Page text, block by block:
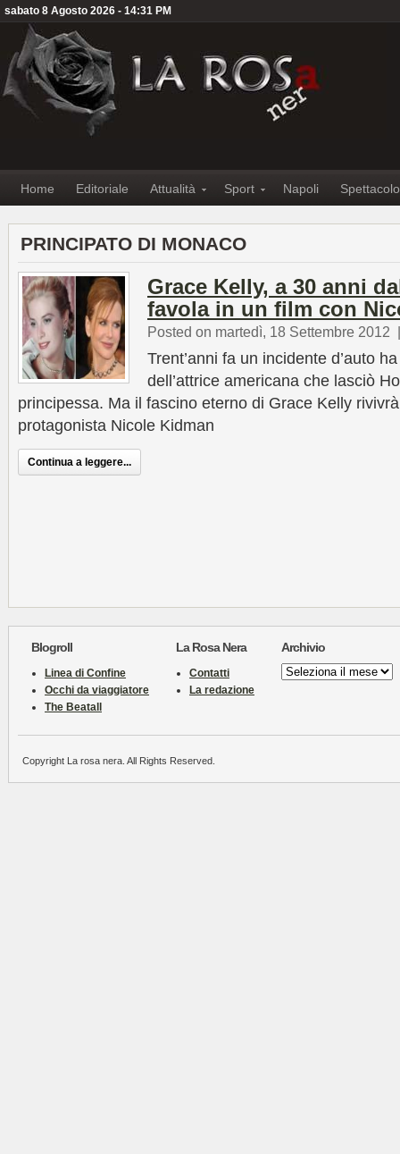
sabato 8 Agosto 2026 - 14:31 PM
Home Editoriale Attualità Sport Napoli Spettacolo
PRINCIPATO DI MONACO
Grace Kelly, a 30 anni
favola in un film con
Posted on martedì, 18 Settembre 2012
Trent’anni fa un incidente d’auto
dell’attrice americana che lasciò
principessa. Ma il fascino eterno di Grace Kelly
protagonista Nicole Kidman
Continua a leggere...
Blogroll
Linea di Confine
Occhi da viaggiatore
The Beatall
La Rosa Nera
Contatti
La redazione
Archivio
Archivio
Copyright La rosa nera. All Rights Reserved.